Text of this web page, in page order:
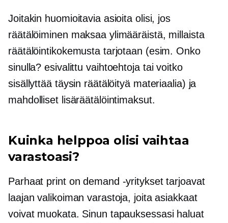
Joitakin huomioitavia asioita olisi, jos
räätälöiminen maksaa ylimääräistä, millaista
räätälöintikokemusta tarjotaan (esim. Onko
sinulla?esivalittu vaihtoehtoja tai voitko
sisällyttää täysin räätälöityä materiaalia) ja
mahdolliset lisäräätälöintimaksut.
Kuinka helppoa olisi vaihtaa
varastoasi?
Parhaat print on demand -yritykset tarjoavat
laajan valikoiman varastoja, joita asiakkaat
voivat muokata. Sinun tapauksessasi haluat